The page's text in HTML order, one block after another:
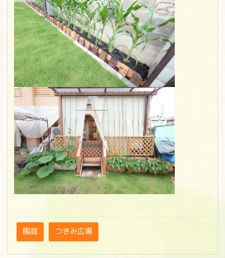
園庭 つきみ広場